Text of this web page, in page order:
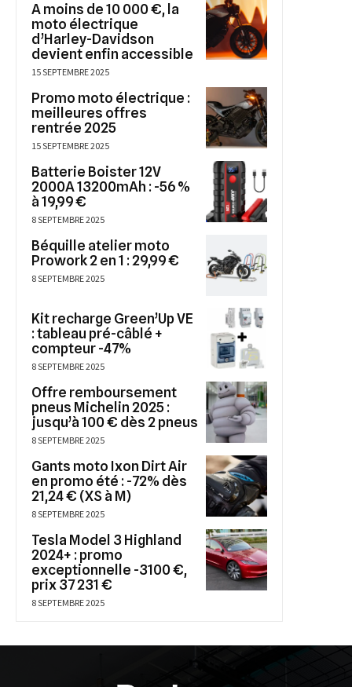
A moins de 10 000 €, la
moto électrique
d’Harley-Davidson
devient enfin accessible
15 SEPTEMBRE 2025
Promo moto électrique :
meilleures offres
rentrée 2025
15 SEPTEMBRE 2025
Batterie Boister 12V
2000A 13200mAh : -56 %
à 19,99 €
8 SEPTEMBRE 2025
Béquille atelier moto
Prowork 2 en 1 : 29,99 €
8 SEPTEMBRE 2025
Kit recharge Green’Up VE
: tableau pré-câblé +
compteur -47%
8 SEPTEMBRE 2025
Offre remboursement
pneus Michelin 2025 :
jusqu’à 100 € dès 2 pneus
8 SEPTEMBRE 2025
Gants moto Ixon Dirt Air
en promo été : -72% dès
21,24 € (XS à M)
8 SEPTEMBRE 2025
Tesla Model 3 Highland
2024+ : promo
exceptionnelle -3100 €,
prix 37 231 €
8 SEPTEMBRE 2025